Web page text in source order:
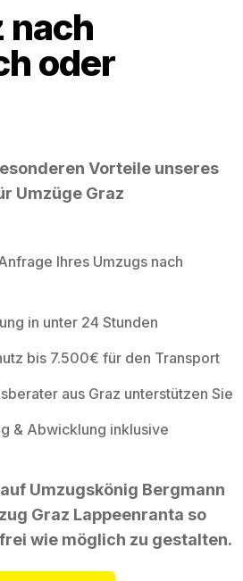
nach
oder
Vorteile unseres
Umzüge Graz
Ihres Umzugs nach
in unter 24 Stunden
bis 7.500€ für den Transport
aus Graz unterstützen Sie
& Abwicklung inklusive
Umzugskönig Bergmann
Graz Lappeenranta so
wie möglich zu gestalten.